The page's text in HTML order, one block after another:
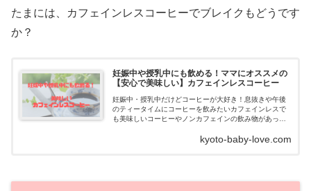
たまには、カフェインレスコーヒーでブレイクもどうです
か？
妊娠中や授乳中にも飲める！ママにオススメの
【安心で美味しい】カフェインレスコーヒー
妊娠中・授乳中だけどコーヒーが大好き！息抜きや午後
のティータイムにコーヒーを飲みたいカフェインレスで
も美味しいコーヒーやノンカフェインの飲み物があった
kyoto-baby-love.com